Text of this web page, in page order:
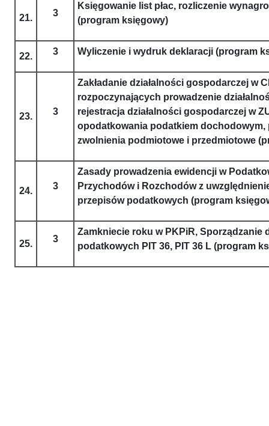
21. 3
Księgowanie list płac, rozliczenie
(program księgowy)
22. 3 Wyliczenie i wydruk deklaracji (program
23. 3
Zakładanie działalności gospodarczej w
rozpoczynających prowadzenie
rejestracja działalności gospodarczej w
opodatkowania podatkiem dochodowym,
zwolnienia podmiotowe i przedmiotowe
24. 3
Zasady prowadzenia ewidencji w
Przychodów i Rozchodów z
przepisów podatkowych (program
25. 3
Zamkniecie roku w PKPiR, Sporządzanie
podatkowych PIT 36, PIT 36 L (program